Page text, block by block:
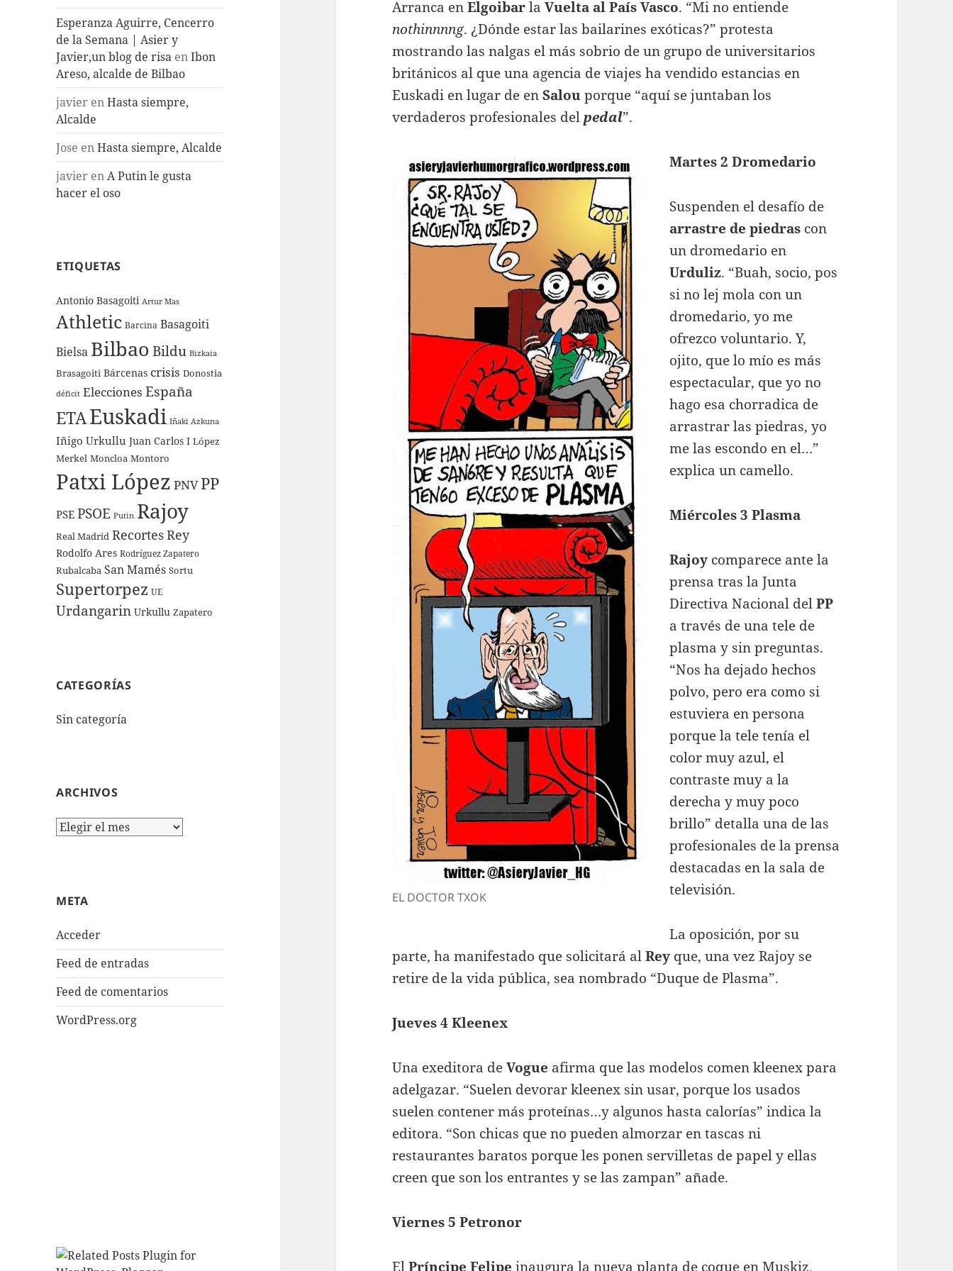
Esperanza Aguirre, Cencerro
de la Semana | Asier y
Javier,un blog de risa enIbon
Areso, alcalde de Bilbao
javier enHasta siempre,
Alcalde
Jose enHasta siempre, Alcalde
javier enA Putin le gusta
hacer el oso
ETIQUETAS
Antonio Basagoiti Artur Mas
Athletic Barcina Basagoiti
Bielsa Bilbao Bildu Bizkaia
Brasagoiti Bárcenas crisis Donostia
déficit Elecciones España
ETAEuskadi Iñaki Azkuna
Iñigo Urkullu Juan Carlos I López
Merkel Moncloa Montoro
Patxi López PNVPP
PSE PSOE Putin Rajoy
Real Madrid RecortesRey
Rodolfo Ares Rodríguez Zapatero
Rubalcaba San Mamés Sortu
Supertorpez UE
Urdangarin Urkullu Zapatero
CATEGORÍAS
Sin categoría
ARCHIVOS
Archivos
META
Acceder
Feed de entradas
Feed de comentarios
WordPress.org
Arranca enElgoibarlaVuelta al País Vasco. “Mi no entiende
nothinnnng. ¿Dónde estar las bailarines exóticas?” protesta
mostrando las nalgas el más sobrio de un grupo de universitarios
británicos al que una agencia de viajes ha vendido estancias en
Euskadi en lugar de enSalouporque “aquí se juntaban los
verdaderos profesionales delpedal”.
EL DOCTOR TXOK
Martes 2 Dromedario
Suspenden el desafío de
arrastre de piedras con
un dromedario en
Urduliz. “Buah, socio, pos
si no lej mola con un
dromedario, yo me
ofrezco voluntario. Y,
ojito, que lo mío es más
espectacular, que yo no
hago esa chorradica de
arrastrar las piedras, yo
me las escondo en el…”
explica un camello.
Miércoles 3 Plasma
Rajoy comparece ante la
prensa tras la Junta
Directiva Nacional delPP
a través de una tele de
plasma y sin preguntas.
“Nos ha dejado hechos
polvo, pero era como si
estuviera en persona
porque la tele tenía el
color muy azul, el
contraste muy a la
derecha y muy poco
brillo” detalla una de las
profesionales de la prensa
destacadas en la sala de
televisión.
La oposición, por su
parte, ha manifestado que solicitará alRey que, una vez Rajoy se
retire de la vida pública, sea nombrado “Duque de Plasma”.
Jueves 4 Kleenex
Una exeditora deVogue afirma que las modelos comen kleenex para
adelgazar. “Suelen devorar kleenex sin usar, porque los usados
suelen contener más proteínas…y algunos hasta calorías” indica la
editora. “Son chicas que no pueden almorzar en tascas ni
restaurantes baratos porque les ponen servilletas de papel y ellas
creen que son los entrantes y se las zampan” añade.
Viernes 5 Petronor
ElPríncipe Felipe inaugura la nueva planta de coque en Muskiz.